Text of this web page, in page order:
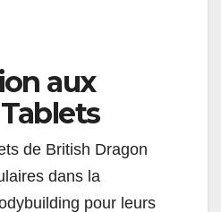
aux
de British Dragon
dans la
pour leurs